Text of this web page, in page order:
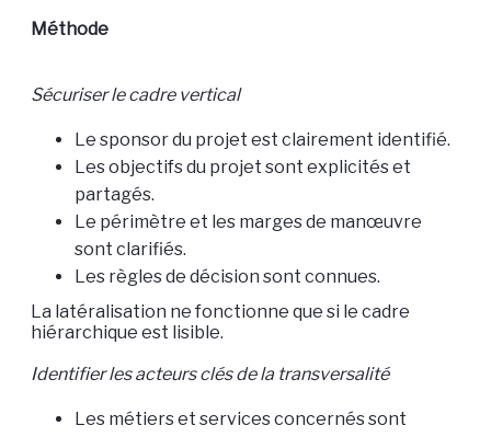
Méthode
Sécuriser le cadre vertical
Le sponsor du projet est clairement identifié.
Les objectifs du projet sont explicités et
partagés.
Le périmètre et les marges de manœuvre
sont clarifiés.
Les règles de décision sont connues.
La latéralisation ne fonctionne que si le cadre
hiérarchique est lisible.
Identifier les acteurs clés de la transversalité
Les métiers et services concernés sont